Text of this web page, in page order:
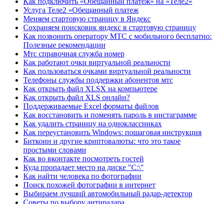
Услуга Теле2 «Обещанный платеж
Меняем стартовую страницу в Яндекс
Сохраняем поисковик яндекс в стартовую страницу
Как позвонить оператору МТС с мобильного бесплатно:
Полезные рекомендации
Мтс справочная служба номер
Как работают очки виртуальной реальности
Как пользоваться очками виртуальной реальности
Телефоны службы поддержки абонентов мтс
Как открыть файл XLSX на компьютере
Как открыть файл XLS онлайн?
Поддерживаемые Excel форматы файлов
Как восстановить и поменять пароль в инстаграмме
Как удалить страницу на одноклассниках
Как переустановить Windows: пошаговая инструкция
Биткоин и другие криптовалюты: что это такое
простыми словами
Как во вконтакте посмотреть гостей
Куда пропадает место на диске "C:\"
Как найти человека по фотографии
Поиск похожей фотографии в интернет
Выбираем лучший автомобильный радар-детектор
Советы по выбору антирадара